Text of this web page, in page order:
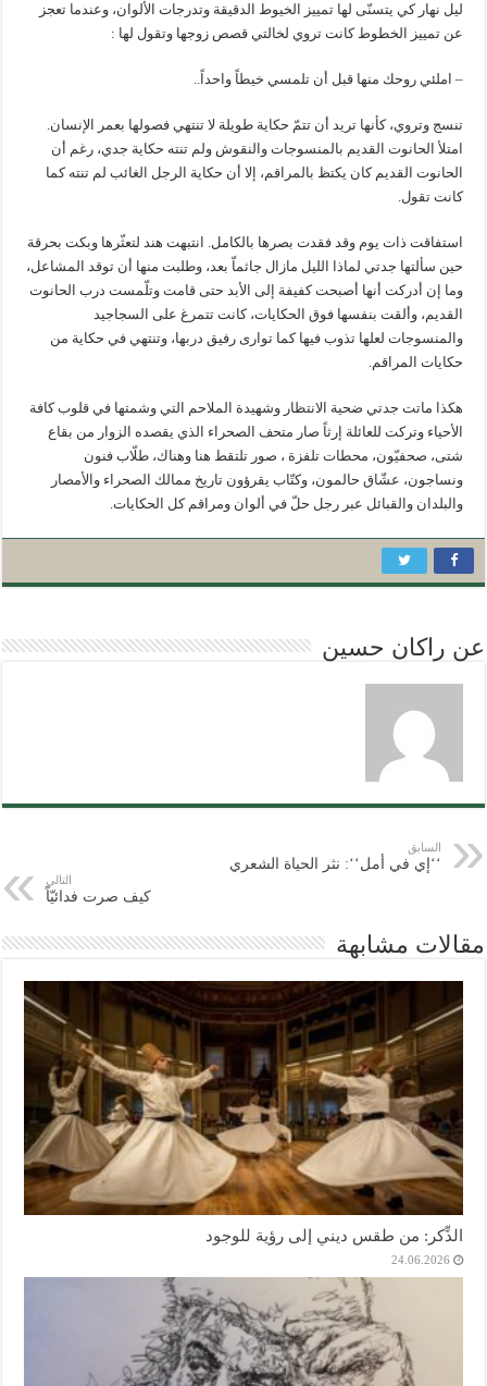
ليل نهار كي يتسنّى لها تمييز الخيوط الدقيقة وتدرجات الألوان، وعندما تعجز
عن تمييز الخطوط كانت تروي لخالتي قصص زوجها وتقول لها :
– املئي روحك منها قبل أن تلمسي خيطاً واحداً..
تنسج وتروي، كأنها تريد أن تتمّ حكاية طويلة لا تنتهي فصولها بعمر الإنسان.
امتلأ الحانوت القديم بالمنسوجات والنقوش ولم تنته حكاية جدي، رغم أن
الحانوت القديم كان يكتظ بالمراقم، إلا أن حكاية الرجل الغائب لم تنته كما
كانت تقول.
استفاقت ذات يوم وقد فقدت بصرها بالكامل. انتبهت هند لتعثّرها وبكت بحرقة
حين سألتها جدتي لماذا الليل مازال جاثماّ بعد، وطلبت منها أن توقد المشاعل،
وما إن أدركت أنها أصبحت كفيفة إلى الأبد حتى قامت وتلّمست درب الحانوت
القديم، وألقت بنفسها فوق الحكايات، كانت تتمرغ على السجاجيد
والمنسوجات لعلها تذوب فيها كما توارى رفيق دربها، وتنتهي في حكاية من
حكايات المراقم.
هكذا ماتت جدتي ضحية الانتظار وشهيدة الملاحم التي وشمتها في قلوب كافة
الأحياء وتركت للعائلة إرثاً صار متحف الصحراء الذي يقصده الزوار من بقاع
شتى، صحفيّون، محطات تلفزة ، صور تلتقط هنا وهناك، طلّاب فنون
ونساجون، عشّاق حالمون، وكتّاب يقرؤون تاريخ ممالك الصحراء والأمصار
والبلدان والقبائل عبر رجل حلّ في ألوان ومراقم كل الحكايات.
عن راكان حسين
السابق
‘‘إي في أمل‘‘: نثر الحياة الشعري
التالي
كيف صرت فدائيّاً
مقالات مشابهة
الذِّكر: من طقس ديني إلى رؤية للوجود
24.06.2026